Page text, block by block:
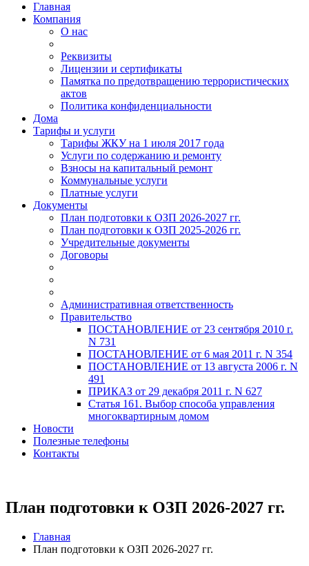
Главная
Компания
О нас
Реквизиты
Лицензии и сертификаты
Памятка по предотвращению террористических
актов
Политика конфиденциальности
Дома
Тарифы и услуги
Тарифы ЖКУ на 1 июля 2017 года
Услуги по содержанию и ремонту
Взносы на капитальный ремонт
Коммунальные услуги
Платные услуги
Документы
План подготовки к ОЗП 2026-2027 гг.
План подготовки к ОЗП 2025-2026 гг.
Учредительные документы
Договоры
Административная ответственность
Правительство
ПОСТАНОВЛЕНИЕ от 23 сентября 2010 г.
N 731
ПОСТАНОВЛЕНИЕ от 6 мая 2011 г. N 354
ПОСТАНОВЛЕНИЕ от 13 августа 2006 г. N
491
ПРИКАЗ от 29 декабря 2011 г. N 627
Статья 161. Выбор способа управления
многоквартирным домом
Новости
Полезные телефоны
Контакты
План подготовки к ОЗП 2026-2027 гг.
Главная
План подготовки к ОЗП 2026-2027 гг.